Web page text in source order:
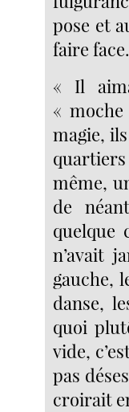
pose et
faire face.
« Il
«
magie,
même,
de
quelque
n’avait
gauche,
danse,
quoi
vide,
pas
croirait